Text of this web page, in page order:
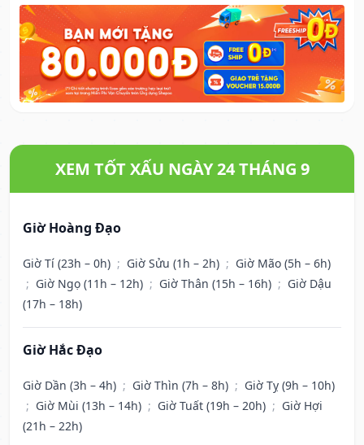
XEM TỐT XẤU NGÀY 24 THÁNG 9
Giờ Hoàng Đạo
Giờ Tí (23h – 0h) ; Giờ Sửu (1h – 2h) ; Giờ Mão (5h – 6h)
; Giờ Ngọ (11h – 12h) ; Giờ Thân (15h – 16h) ; Giờ Dậu
(17h – 18h)
Giờ Hắc Đạo
Giờ Dần (3h – 4h) ; Giờ Thìn (7h – 8h) ; Giờ Tỵ (9h – 10h)
; Giờ Mùi (13h – 14h) ; Giờ Tuất (19h – 20h) ; Giờ Hợi
(21h – 22h)